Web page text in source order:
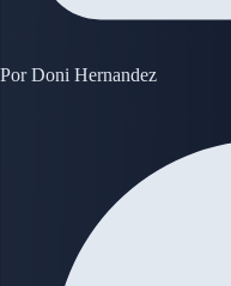
PorDoni Hernandez